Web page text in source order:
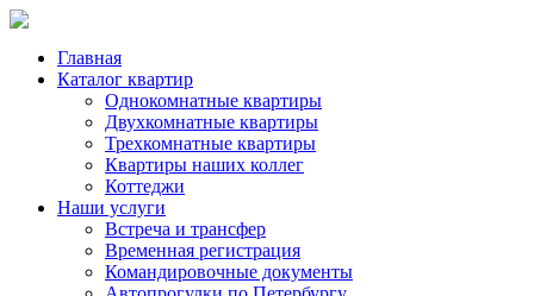
Главная
Каталог квартир
Однокомнатные квартиры
Двухкомнатные квартиры
Трехкомнатные квартиры
Квартиры наших коллег
Коттеджи
Наши услуги
Встреча и трансфер
Временная регистрация
Командировочные документы